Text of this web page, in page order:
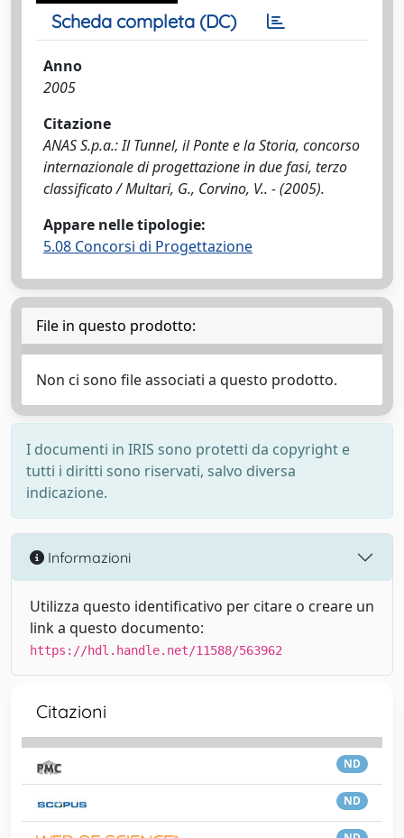
Scheda completa (DC)
Anno
2005
Citazione
ANAS S.p.a.: Il Tunnel, il Ponte e la Storia, concorso
internazionale di progettazione in due fasi, terzo
classificato / Multari, G., Corvino, V.. - (2005).
Appare nelle tipologie:
5.08 Concorsi di Progettazione
File in questo prodotto:
Non ci sono file associati a questo prodotto.
I documenti in IRIS sono protetti da copyright e
tutti i diritti sono riservati, salvo diversa
indicazione.
Informazioni
Utilizza questo identificativo per citare o creare un
link a questo documento:
https://hdl.handle.net/11588/563962
Citazioni
ND
ND